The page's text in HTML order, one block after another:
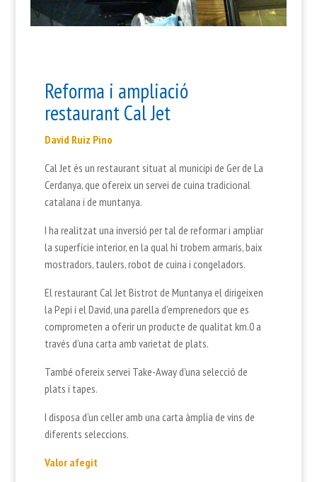
Reforma i ampliació
restaurant Cal Jet
David Ruiz Pino
Cal Jet és un restaurant situat al municipi de Ger de La
Cerdanya, que ofereix un servei de cuina tradicional
catalana i de muntanya.
I ha realitzat una inversió per tal de reformar i ampliar
la superfície interior, en la qual hi trobem armaris, baix
mostradors, taulers, robot de cuina i congeladors.
El restaurant Cal Jet Bistrot de Muntanya el dirigeixen
la Pepi i el David, una parella d’emprenedors que es
comprometen a oferir un producte de qualitat km.0 a
través d’una carta amb varietat de plats.
També ofereix servei Take-Away d’una selecció de
plats i tapes.
I disposa d’un celler amb una carta àmplia de vins de
diferents seleccions.
Valor afegit